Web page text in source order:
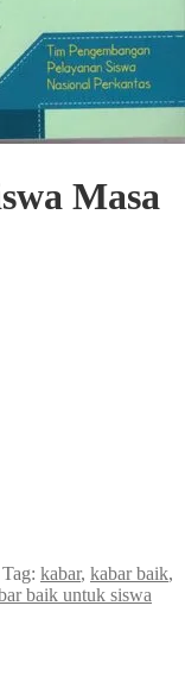
Masa
Tag: kabar, kabar baik,
baik untuk siswa